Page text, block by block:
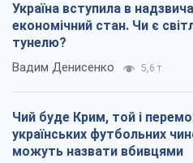
Україна вступила в
економічний стан. Чи є
тунелю?
Вадим Денисенко 5,6 т.
Чий буде Крим, той і
українських футбольних
можуть назвати вбивцями